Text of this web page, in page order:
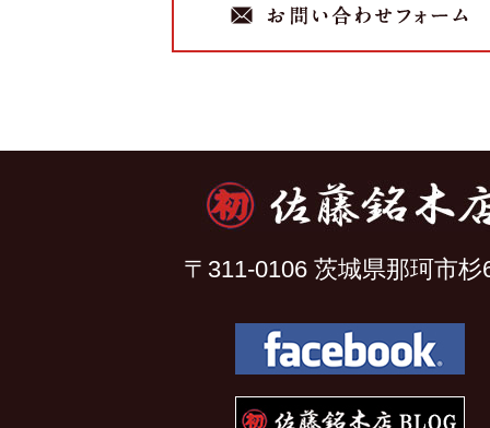
〒311-0106 茨城県那珂市杉